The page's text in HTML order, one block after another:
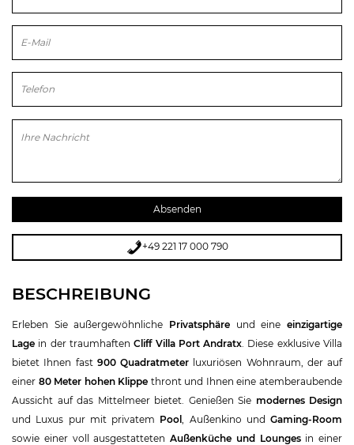
Bitte lasse dieses Feld leer.
+49 221 17 000 790
BESCHREIBUNG
Erleben Sie außergewöhnliche Privatsphäre und eine einzigartige
Lage in der traumhaftenCliff Villa Port Andratx . Diese exklusive Villa
bietet Ihnen fast 900 Quadratmeter luxuriösen Wohnraum, der auf
einer 80 Meter hohen Klippe thront und Ihnen eine atemberaubende
Aussicht auf das Mittelmeer bietet. Genießen Sie modernes Design
und Luxus pur mit privatem Pool , Außenkino und Gaming-Room
sowie einer voll ausgestatteten Außenküche und Loungesin einer